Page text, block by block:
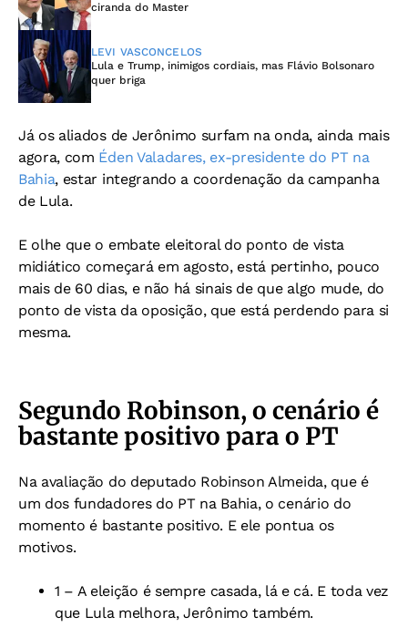
ciranda do Master
LEVI VASCONCELOS
Lula e Trump, inimigos cordiais, mas Flávio Bolsonaro
quer briga
Já os aliados de Jerônimo surfam na onda, ainda mais
agora, com Éden Valadares, ex-presidente do PT na
Bahia, estar integrando a coordenação da campanha
de Lula.
E olhe que o embate eleitoral do ponto de vista
midiático começará em agosto, está pertinho, pouco
mais de 60 dias, e não há sinais de que algo mude, do
ponto de vista da oposição, que está perdendo para si
mesma.
Segundo Robinson, o cenário é
bastante positivo para o PT
Na avaliação do deputado Robinson Almeida, que é
um dos fundadores do PT na Bahia, o cenário do
momento é bastante positivo. E ele pontua os
motivos.
1 – A eleição é sempre casada, lá e cá. E toda vez
que Lula melhora, Jerônimo também.